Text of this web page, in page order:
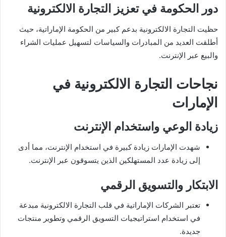
دور الحكومة في تعزيز التجارة الالكترونية
حظيت التجارة الالكترونية بدعم كبير من الحكومة الإماراتية، حيث
أطلقت العديد من المبادرات والسياسات لتسهيل عمليات الشراء
والبيع عبر الإنترنت.
نجاحات التجارة الالكترونية في
الإمارات
زيادة الوعي واستخدام الإنترنت
شهدت الإمارات زيادة كبيرة في استخدام الإنترنت، مما أدى
إلى زيادة عدد المستهلكين الذين يتسوقون عبر الإنترنت.
الابتكار والتسويق الرقمي
تعتبر الشركات الإماراتية في قلب التجارة الالكترونية مبدعة
في استخدام استراتيجيات التسويق الرقمي وتطوير منتجات
جديدة.